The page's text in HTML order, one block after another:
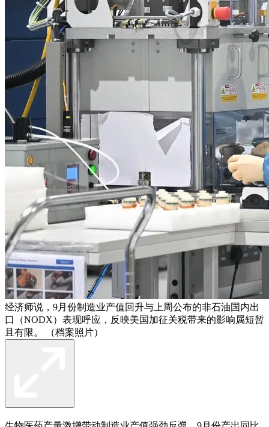
经济师说，9月份制造业产值回升与上周公布的非石油国内出
口（NODX）表现呼应，反映美国加征关税带来的影响属短暂
且有限。 （档案照片）